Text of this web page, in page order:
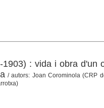
: vida i obra d'un
/ autors: Joan Corominola (CRP